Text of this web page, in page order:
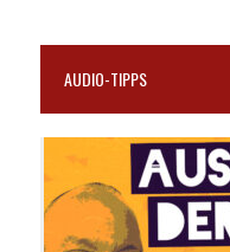
AUDIO-TIPPS